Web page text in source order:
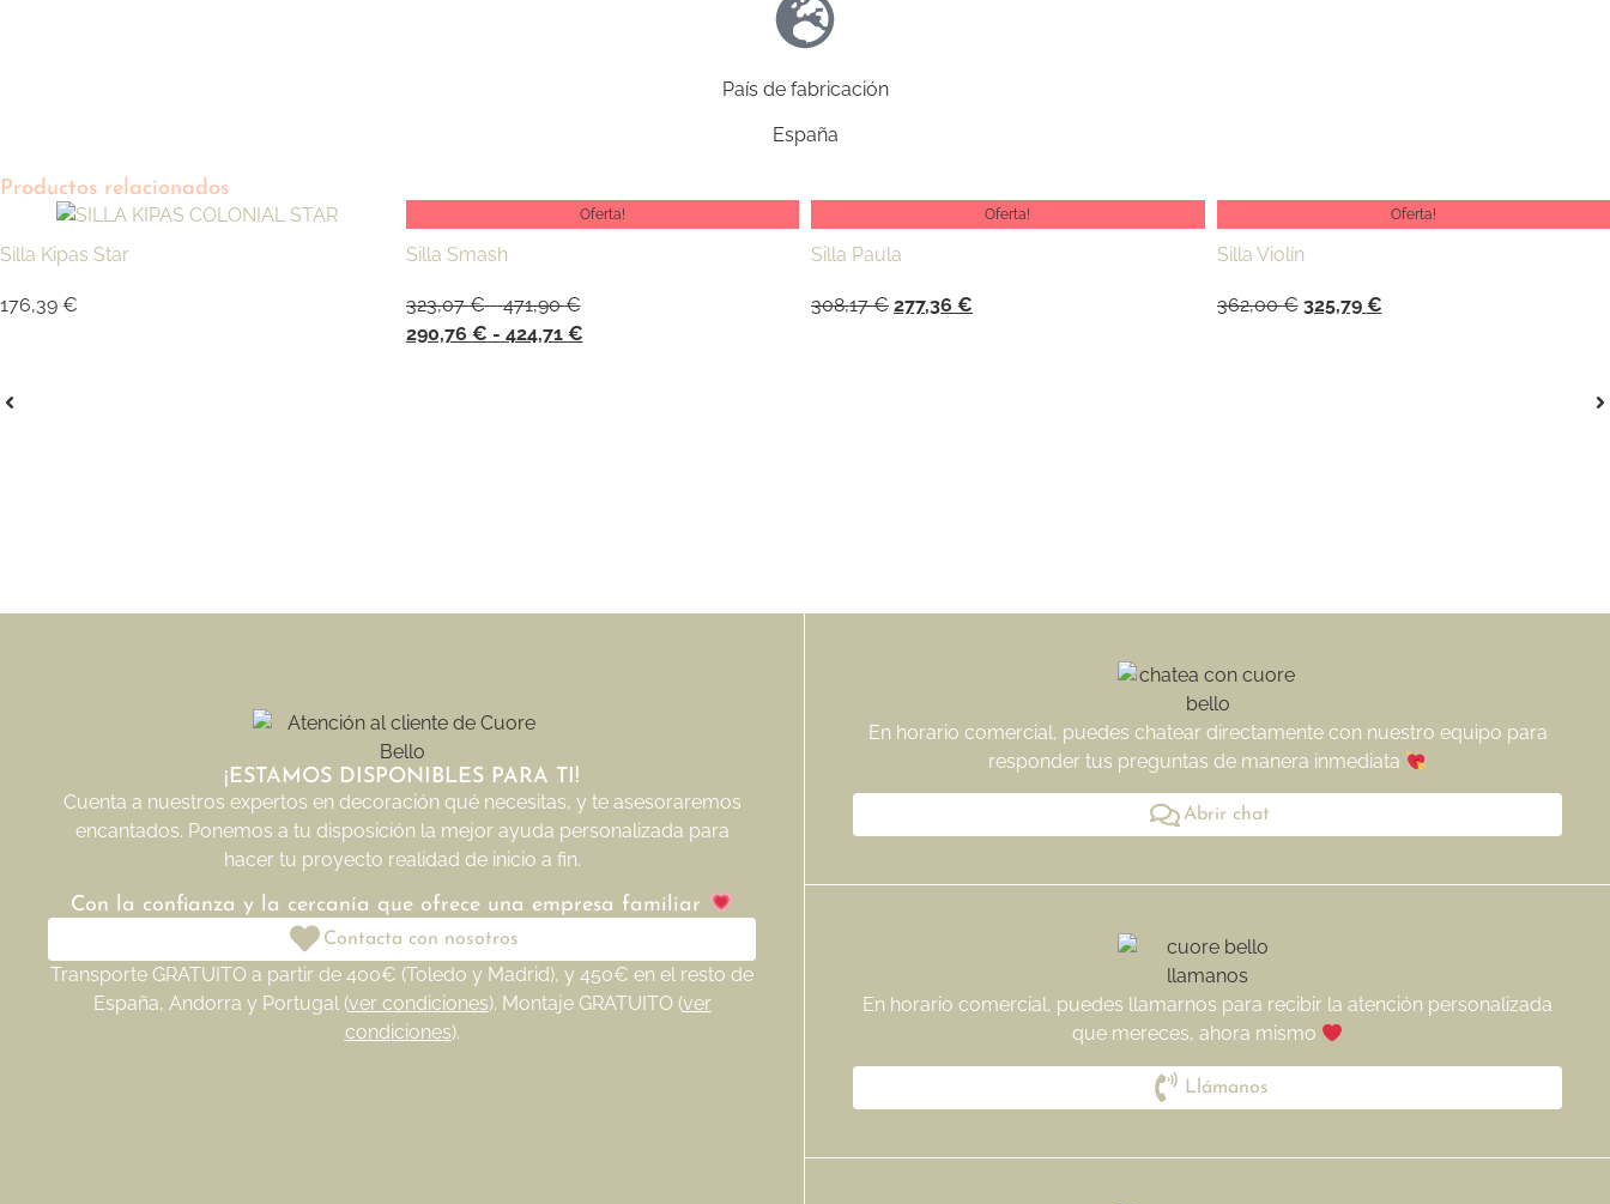
País de fabricación
España
Productos relacionados
Silla Kipas Star
176,39 €
Oferta!
Silla Smash
323,07€ - 471,90€
290,76 € - 424,71 €
Oferta!
Silla Paula
308,17€ 277,36 €
Oferta!
Silla Violín
362,00€ 325,79 €
¡ESTAMOS DISPONIBLES PARA TI!
Cuenta a nuestros expertos en decoración qué necesitas, y te asesoraremos
encantados. Ponemos a tu disposición la mejor ayuda personalizada para
hacer tu proyecto realidad de inicio a fin.
Con la confianza y la cercanía que ofrece una empresa familiar
Contacta con nosotros
Transporte GRATUITO a partir de 400€ (Toledo y Madrid), y 450€ en el resto de
España, Andorra y Portugal (ver condiciones). Montaje GRATUITO (ver
condiciones).
En horario comercial, puedes chatear directamente con nuestro equipo para
responder tus preguntas de manera inmediata
Abrir chat
En horario comercial, puedes llamarnos para recibir la atención personalizada
que mereces, ahora mismo
Llámanos